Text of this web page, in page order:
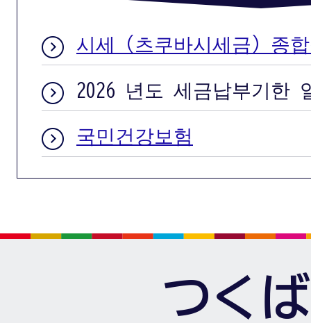
시세（츠쿠바시세금）종
2026 년도 세금납부기한
국민건강보험
つく